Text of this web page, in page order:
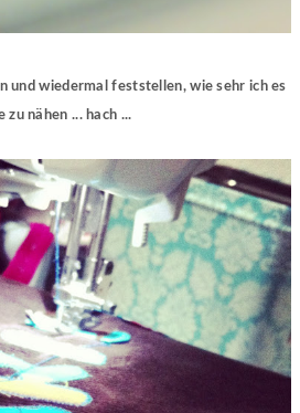
und wiedermal feststellen, wie sehr ich es
zu nähen ... hach ...